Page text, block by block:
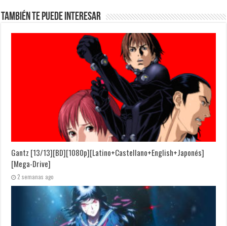
También te puede interesar
Gantz [13/13][BD][1080p][Latino+Castellano+English+Japonés]
[Mega-Drive]
2 semanas ago